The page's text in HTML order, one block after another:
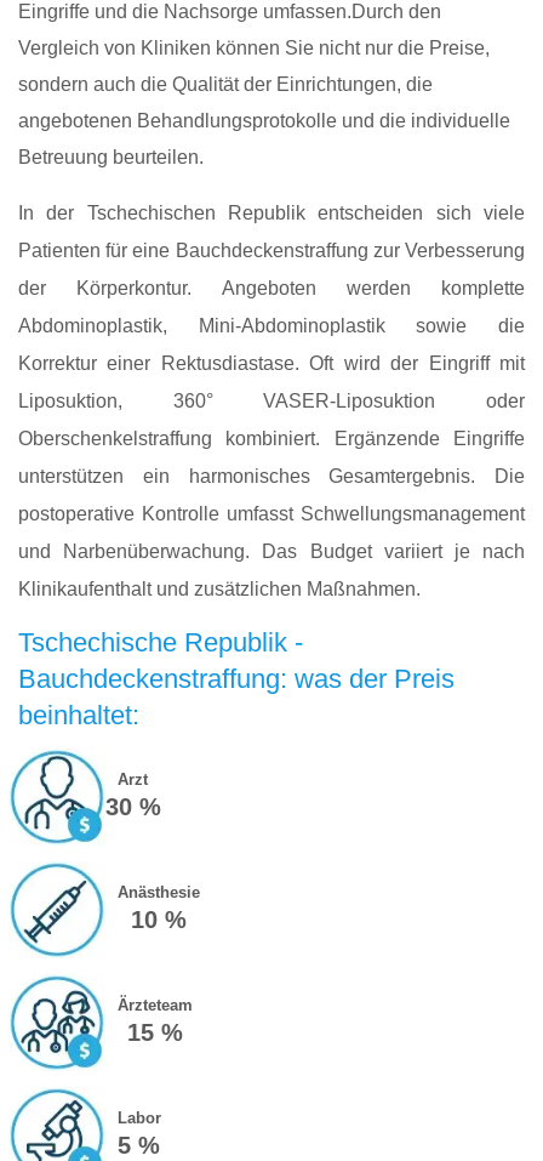
Eingriffe und die Nachsorge umfassen.Durch den
Vergleich von Kliniken können Sie nicht nur die Preise,
sondern auch die Qualität der Einrichtungen, die
angebotenen Behandlungsprotokolle und die individuelle
Betreuung beurteilen.
In der Tschechischen Republik entscheiden sich viele
Patienten für eine Bauchdeckenstraffung zur Verbesserung
der Körperkontur. Angeboten werden komplette
Abdominoplastik, Mini-Abdominoplastik sowie die
Korrektur einer Rektusdiastase. Oft wird der Eingriff mit
Liposuktion, 360° VASER-Liposuktion oder
Oberschenkelstraffung kombiniert. Ergänzende Eingriffe
unterstützen ein harmonisches Gesamtergebnis. Die
postoperative Kontrolle umfasst Schwellungsmanagement
und Narbenüberwachung. Das Budget variiert je nach
Klinikaufenthalt und zusätzlichen Maßnahmen.
Tschechische Republik -
Bauchdeckenstraffung: was der Preis
beinhaltet:
Arzt
30 %
Anästhesie
10 %
Ärzteteam
15 %
Labor
5 %